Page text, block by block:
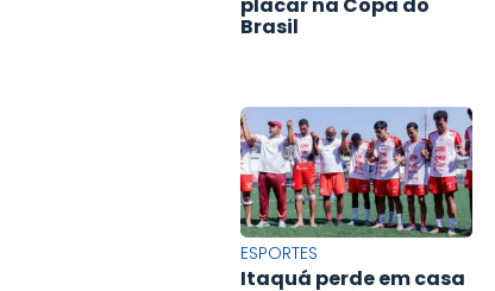
Brasil
ESPORTES
Itaquá perde em casa